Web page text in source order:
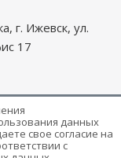
г. Ижевск, ул.
17
-Victory данных
свое согласие на
с